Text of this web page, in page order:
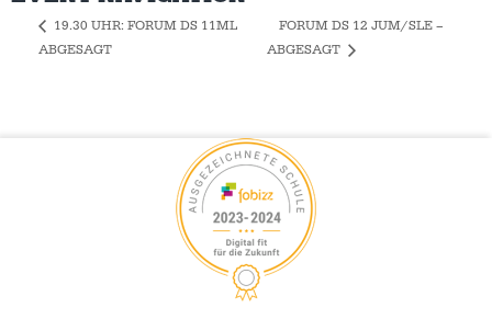
19.30 UHR: FORUM DS 11ML
ABGESAGT
FORUM DS 12 JUM/SLE –
ABGESAGT